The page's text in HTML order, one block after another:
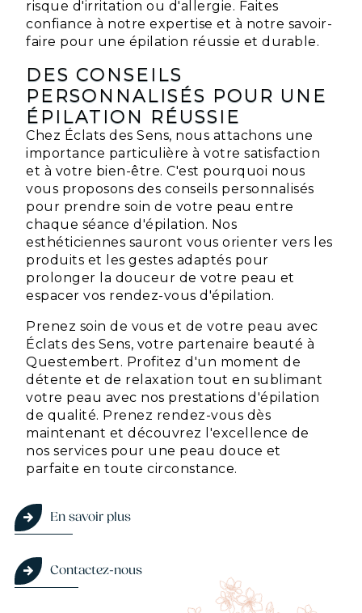
risque d'irritation ou d'allergie. Faites
confiance à notre expertise et à notre savoir-
faire pour une épilation réussie et durable.
DES CONSEILS
PERSONNALISÉS POUR UNE
ÉPILATION RÉUSSIE
Chez Éclats des Sens, nous attachons une
importance particulière à votre satisfaction
et à votre bien-être. C'est pourquoi nous
vous proposons des conseils personnalisés
pour prendre soin de votre peau entre
chaque séance d'épilation. Nos
esthéticiennes sauront vous orienter vers les
produits et les gestes adaptés pour
prolonger la douceur de votre peau et
espacer vos rendez-vous d'épilation.
Prenez soin de vous et de votre peau avec
Éclats des Sens, votre partenaire beauté à
Questembert. Profitez d'un moment de
détente et de relaxation tout en sublimant
votre peau avec nos prestations d'épilation
de qualité. Prenez rendez-vous dès
maintenant et découvrez l'excellence de
nos services pour une peau douce et
parfaite en toute circonstance.
En savoir plus
Contactez-nous